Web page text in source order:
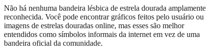
Não há nenhuma bandeira lésbica de estrela dourada amplamente
reconhecida. Você pode encontrar gráficos feitos pelo usuário ou
imagens de estrelas douradas online, mas esses são melhor
entendidos como símbolos informais da internet em vez de uma
bandeira oficial da comunidade.